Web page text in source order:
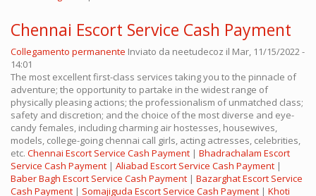
Chennai Escort Service Cash Payment
Collegamento permanente Inviato da neetudecoz il Mar, 11/15/2022 -
14:01
The most excellent first-class services taking you to the pinnacle of
adventure; the opportunity to partake in the widest range of
physically pleasing actions; the professionalism of unmatched class;
safety and discretion; and the choice of the most diverse and eye-
candy females, including charming air hostesses, housewives,
models, college-going chennai call girls, acting actresses, celebrities,
etc. Chennai Escort Service Cash Payment | Bhadrachalam Escort
Service Cash Payment | Aliabad Escort Service Cash Payment |
Baber Bagh Escort Service Cash Payment | Bazarghat Escort Service
Cash Payment | Somajiguda Escort Service Cash Payment | Khoti